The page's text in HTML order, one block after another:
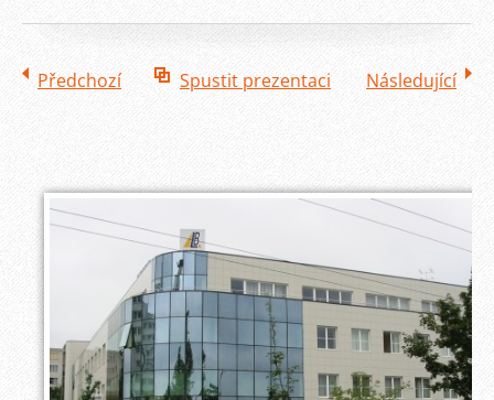
Předchozí Spustit prezentaci Následující